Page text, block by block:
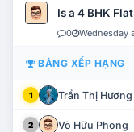
Is a 4 BHK
0 Wednesday
BẢNG XẾP HẠNG
1 Trần Thị Hương
2 Võ Hữu Phong